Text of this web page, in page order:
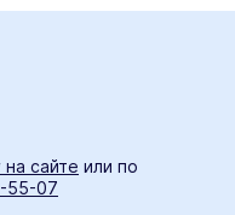
на сайте или по
55-07